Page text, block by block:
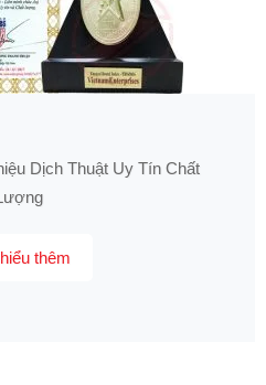
Dịch Thuật Uy Tín Chất
thêm